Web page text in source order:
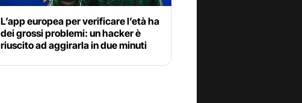
L’app europea per verificare l’età ha
dei grossi problemi: un hacker è
riuscito ad aggirarla in due minuti